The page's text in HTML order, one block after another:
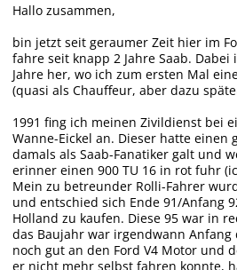
Hallo zusammen,
bin jetzt seit geraumer Zeit hier im
fahre seit knapp 2 Jahre Saab. Dabei
Jahre her, wo ich zum ersten Mal
(quasi als Chauffeur, aber dazu
1991 fing ich meinen Zivildienst bei
Wanne-Eickel an. Dieser hatte einen
damals als Saab-Fanatiker galt und
erinner einen 900 TU 16 in rot fuhr
Mein zu betreunder Rolli-Fahrer
und entschied sich Ende 91/Anfang
Holland zu kaufen. Diese 95 war in
das Baujahr war irgendwann Anfang
noch gut an den Ford V4 Motor und
er nicht mehr selbst fahren konnte,